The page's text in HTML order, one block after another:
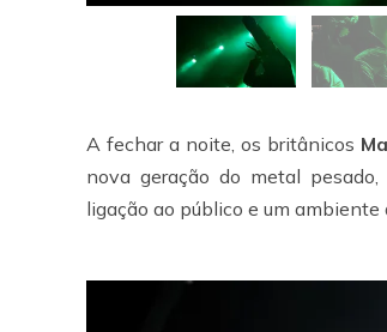
A fechar a noite, os britânicos
nova geração do metal
ligação ao público e um